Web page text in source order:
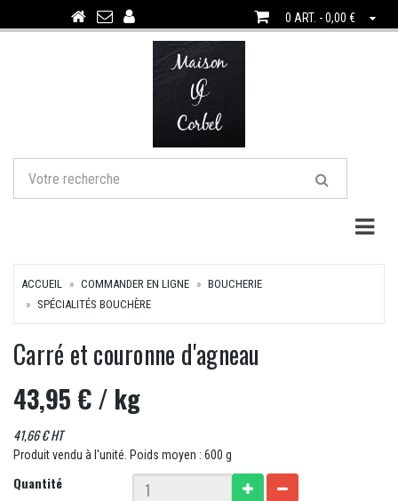
0 ART. - 0,00 €
ACCUEIL COMMANDER EN LIGNE
BOUCHERIE
SPÉCIALITÉS BOUCHÈRE
Carré et couronne d'agneau
43,95 €/ kg
41,66 € HT
Produit vendu à l'unité. Poids moyen : 600 g
Quantité